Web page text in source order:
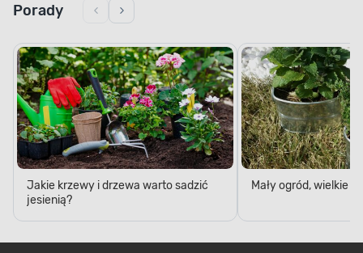
Porady
Jakie krzewy i drzewa warto sadzić
jesienią?
Mały ogród, wielkie